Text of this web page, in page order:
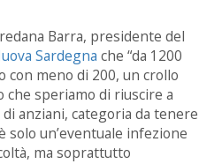
Barra, presidente del
Sardegna che “da 1200
con meno di 200, un crollo
che speriamo di riuscire a
anziani, categoria da tenere
solo un’eventuale infezione
ma soprattutto